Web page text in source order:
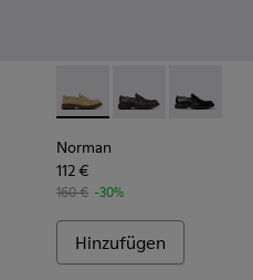
für Herren.
Lederschuhe für Herren.
001 - Braune
Norman - K101001-008
Norman -Norman -
Norman
112 €
160 € -30%
Hinzufügen